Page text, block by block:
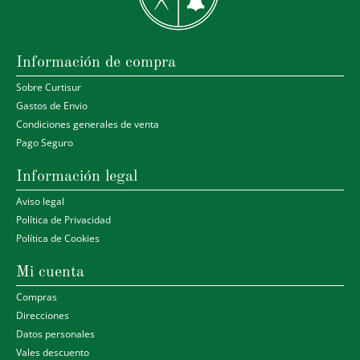
Información de compra
Sobre Curtisur
Gastos de Envio
Condiciones generales de venta
Pago Seguro
Información legal
Aviso legal
Política de Privacidad
Política de Cookies
Mi cuenta
Compras
Direcciones
Datos personales
Vales descuento